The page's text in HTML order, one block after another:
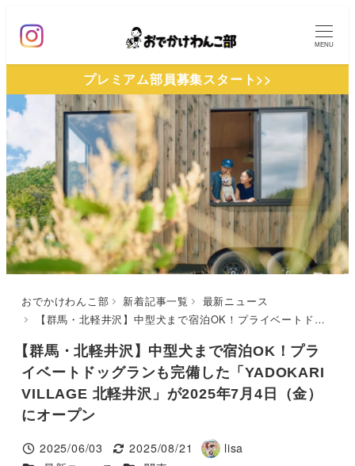
ン
ン
テ
ン
ツ
へ
移
動
MENU
プレミアム部員募集スタート>>
おでかけわんこ部 新着記事一覧
最新ニュース
【群馬・北軽井沢】中型犬まで宿泊OK！プライベートドッグランも完備した「YADOKARI VILLAGE 北軽井沢」が2025年7月4日（金）にオープン
【群馬・北軽井沢】中型犬まで宿泊OK！プラ
イベートドッグランも完備した「YADOKARI
VILLAGE 北軽井沢」が2025年7月4日（金）
にオープン
投稿日
2025/06/03
更新日
2025/08/21
著
lisa